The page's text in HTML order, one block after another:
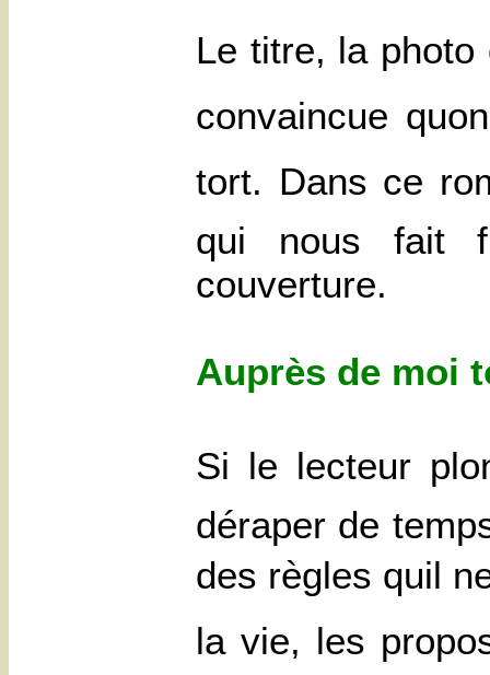
Le titre, la photo
convaincue
tort. Dans ce
qui nous fait
couverture.
Auprès de moi
Si le lecteur
déraper de
des règles quil
la vie, les